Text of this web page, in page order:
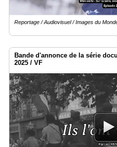
Reportage / Audiovisuel / Images du
Bande d'annonce de la série
2025 / VF